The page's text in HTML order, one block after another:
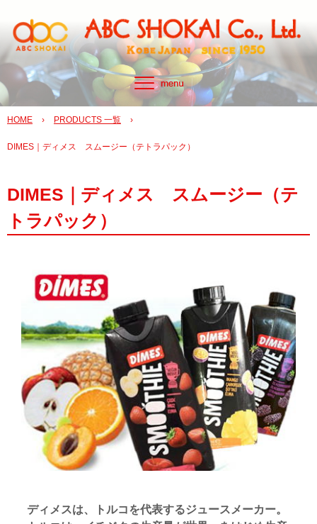
HOME › PRODUCTS 一覧 ›
DIMES｜ディメス スムージー（テトラパック）
DIMES｜ディメス スムージー（テ
トラパック）
ディメスは、トルコを代表するジュースメーカー。